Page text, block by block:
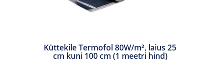
Küttekile Termofol 80W/m², laius 25
cm kuni 100 cm (1 meetri hind)